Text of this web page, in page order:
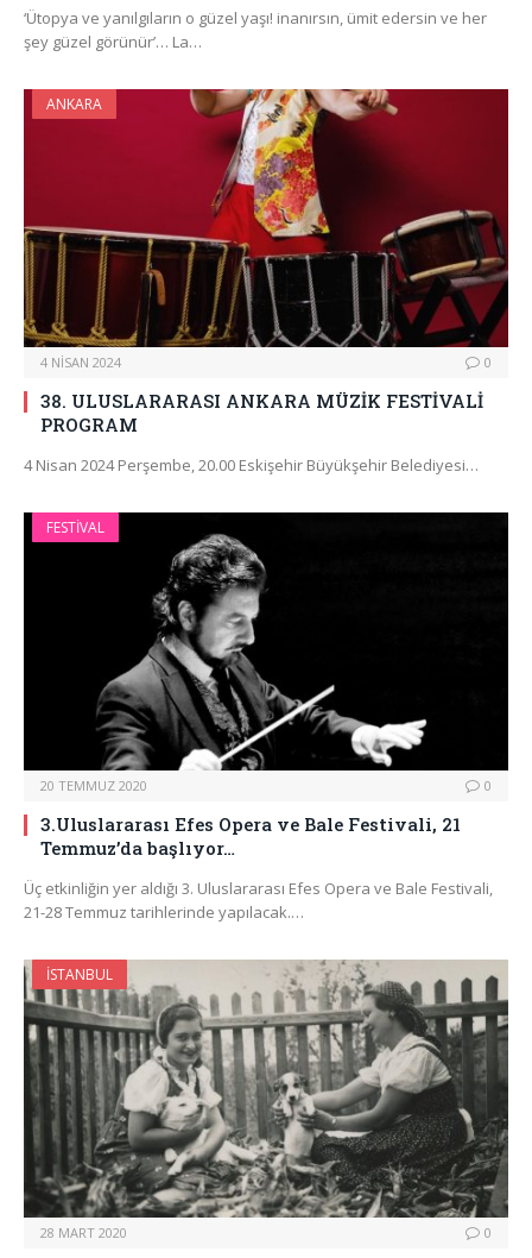
‘Ütopya ve yanılgıların o güzel yaşı! inanırsın, ümit edersin ve her
şey güzel görünür’… La…
ANKARA
4 NISAN 2024 0
38. ULUSLARARASI ANKARA MÜZİK FESTİVALİ
PROGRAM
4 Nisan 2024 Perşembe, 20.00 Eskişehir Büyükşehir Belediyesi…
FESTIVAL
20 TEMMUZ 2020 0
3.Uluslararası Efes Opera ve Bale Festivali, 21
Temmuz’da başlıyor…
Üç etkinliğin yer aldığı 3. Uluslararası Efes Opera ve Bale Festivali,
21-28 Temmuz tarihlerinde yapılacak.…
İSTANBUL
28 MART 2020 0